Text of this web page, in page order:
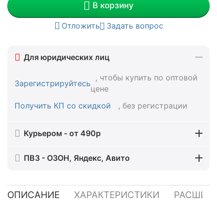
В корзину
Отложить Задать вопрос
Для юридических лиц
Зарегистрируйтесь
, чтобы купить по оптовой
цене
Получить КП со скидкой
, без регистрации
Курьером - от 490р
ПВЗ - ОЗОН, Яндекс, Авито
ОПИСАНИЕ ХАРАКТЕРИСТИКИ